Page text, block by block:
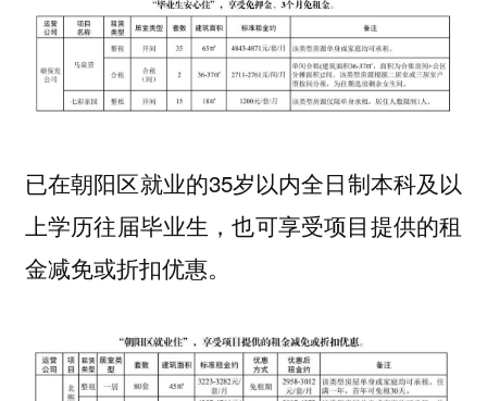
已在朝阳区就业的35岁以内全日制本科及以
上学历往届毕业生，也可享受项目提供的租
金减免或折扣优惠。